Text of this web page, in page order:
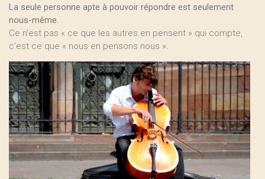
La seule personne apte à pouvoir répondre est seulement
nous-même.
Ce n’est pas « ce que les autres en pensent » qui compte,
c’est ce que « nous en pensons nous ».